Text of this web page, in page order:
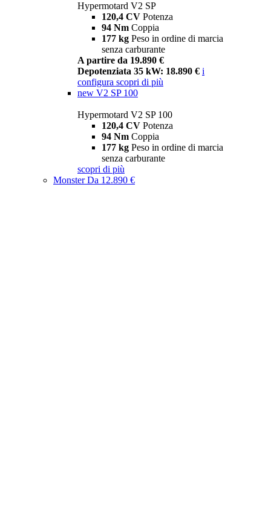
Hypermotard V2 SP
120,4 CV Potenza
94 Nm Coppia
177 kg Peso in ordine di marcia
senza carburante
A partire da 19.890 €
Depotenziata 35 kW: 18.890 € i
configura scopri di più
new V2 SP 100
Hypermotard V2 SP 100
120,4 CV Potenza
94 Nm Coppia
177 kg Peso in ordine di marcia
senza carburante
scopri di più
MonsterDa 12.890 €